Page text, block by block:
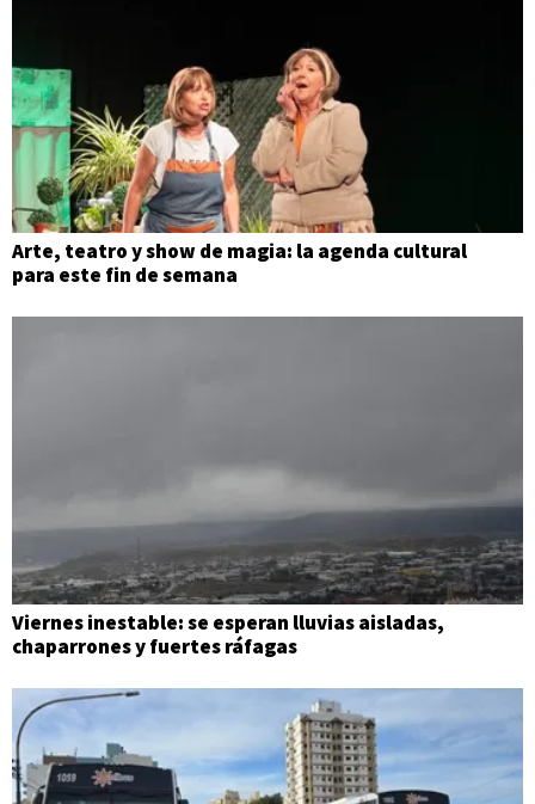
Arte, teatro y show de magia: la agenda cultural
para este fin de semana
Viernes inestable: se esperan lluvias aisladas,
chaparrones y fuertes ráfagas